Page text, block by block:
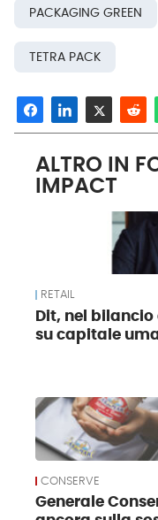
PACKAGING GREEN
TETRA PACK
ALTRO IN
IMPACT
RETAIL
Dit, nel
su capitale
CONSERVE
Generale